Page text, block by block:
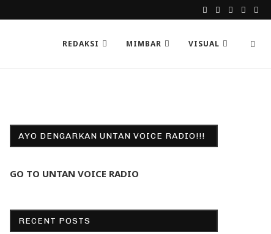
REDAKSI MIMBAR VISUAL
AYO DENGARKAN UNTAN VOICE RADIO!!!
GO TO UNTAN VOICE RADIO
RECENT POSTS